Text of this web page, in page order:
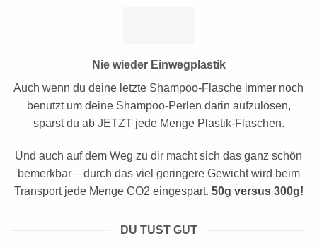
Nie wieder Einwegplastik
Auch wenn du deine letzte Shampoo-Flasche immer noch
benutzt um deine Shampoo-Perlen darin aufzulösen,
sparst du ab JETZT jede Menge Plastik-Flaschen.
Und auch auf dem Weg zu dir macht sich das ganz schön
bemerkbar – durch das viel geringere Gewicht wird beim
Transport jede Menge CO2 eingespart. 50g versus 300g!
DU TUST GUT